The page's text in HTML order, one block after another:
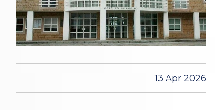
13 Apr 2026